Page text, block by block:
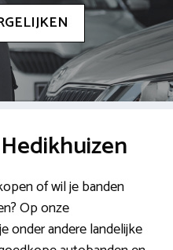
of wil je banden
Op onze
onder andere landelijke